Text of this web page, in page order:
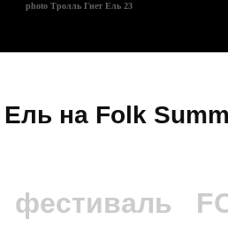
photo Тролль Гнет Ель 23
на Folk